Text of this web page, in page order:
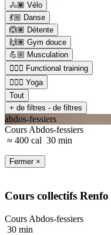
🚴🏾 Vélo
💃🏼 Danse
🙆🏽 Détente
🙌🏽 Gym douce
💪🏼 Musculation
🏋🏼‍♂️ Functional training
🧘🏼‍♂️ Yoga
Tout
+ de filtres - de filtres
abdos-fessiers
Cours Abdos-fessiers
≈ 400 cal 30 min
Fermer ×
Cours collectifs Renfo
Cours Abdos-fessiers
30 min